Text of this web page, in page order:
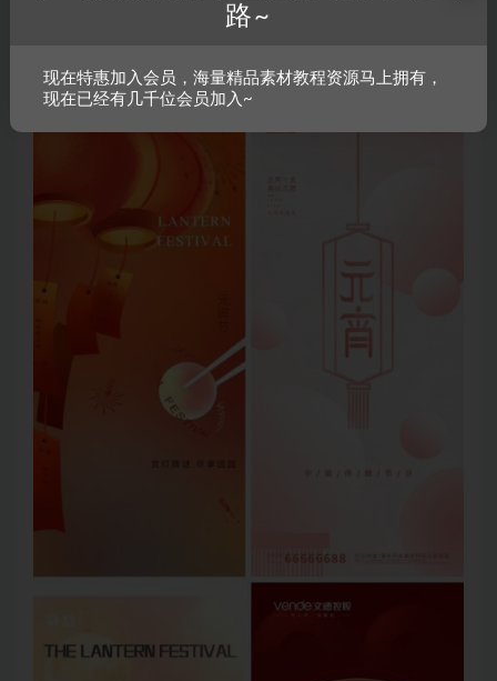
路~
现在特惠加入会员，海量精品素材教程资源马上拥有，
现在已经有几千位会员加入~